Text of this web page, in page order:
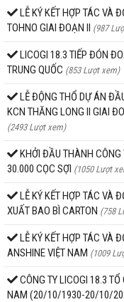
LỄ KÝ KẾT HỢP TÁC VÀ
TOHNO GIAI ĐOẠN II (987
LICOGI 18.3 TIẾP ĐÓN
TRUNG QUỐC (853 Lượt xem)
LỄ ĐỘNG THỔ DỰ ÁN
KCN THĂNG LONG II GIAI
(2493 Lượt xem)
KHỞI ĐẦU THÀNH CÔNG
30.000 CỌC SỢI (1050 Lượt
LỄ KÝ KẾT HỢP TÁC VÀ
XUẤT BAO BÌ CARTON (758
LỄ KÝ KẾT HỢP TÁC VÀ
ANSHINE VIỆT NAM (1009
CÔNG TY LICOGI 18.3
NAM (20/10/1930-20/10/